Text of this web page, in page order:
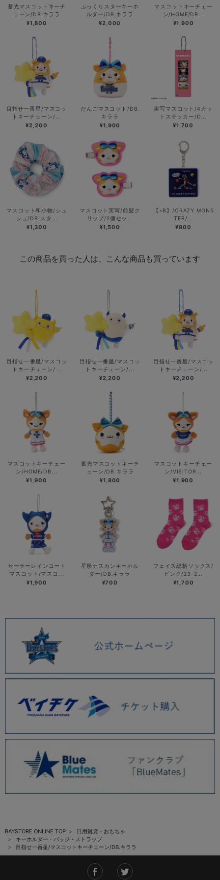
蓄光マスコットキーチ
ェーン/DB.キララ
¥1,800
ぷっくりスターキーホ
ルダー/DB.キララ
¥2,000
マスコットキーチェー
ン/HOME/DB...
¥1,900
目指せ一番星/マスコッ
トキーチェーン/...
¥2,200
だんごマスコット/DB.
キララ
¥1,900
実写マスコット/4カッ
トステッカー/D...
¥1,700
マスコット和小物/シュ
シュ/DB.スタ...
¥1,300
マスコット実写/前髪ク
リップ/2個セッ...
¥1,500
【+B】/CRAZY MONS
TER/...
¥800
この商品を買った人は、こんな商品も買っています
目指せ一番星/マスコッ
トキーチェーン/...
¥2,200
目指せ一番星/マスコッ
トキーチェーン/...
¥2,200
目指せ一番星/マスコッ
トキーチェーン/...
¥2,200
マスコットキーチェー
ン/HOME/DB...
¥1,900
蓄光マスコットキーチ
ェーン/DB.キララ
¥1,800
マスコットキーチェー
ン/VISITOR...
¥1,900
セーラーレインコート
マスコット/マスコ...
¥1,900
星形ナスカンキーホル
ダー/DB.キララ
¥700
フェイス総柄ソックス/
ピンク/23-2...
¥1,700
BAYSTORE ONLINE TOP
日用雑貨・おもちゃ
キーホルダー・バッジ・ストラップ
目指せ一番星/マスコットキーチェーン/DB.キララ